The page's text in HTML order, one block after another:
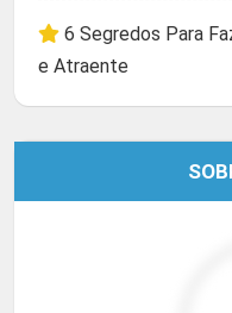
6 Segredos Para
e Atraente